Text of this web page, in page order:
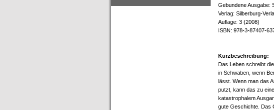
Gebundene Ausgabe:
Verlag: Silberburg-
Auflage: 3 (2008)
ISBN: 978-3-87407-
Kurzbeschreibung:
Das Leben schreibt
in Schwaben, wenn
lässt. Wenn man das
putzt, kann das zu
katastrophalem
gute Geschichte. Das